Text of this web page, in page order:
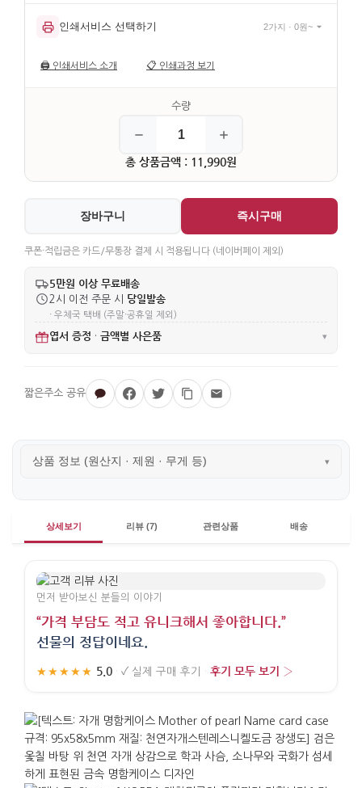
인쇄서비스 선택하기 2가지 · 0원~
🖨️ 인쇄서비스 소개 📋 인쇄과정 보기
총 상품금액 : 11,990원
장바구니 즉시구매
쿠폰·적립금은 카드/무통장 결제 시 적용됩니다 (네이버페이 제외)
5만원 이상 무료배송
2시 이전 주문 시 당일발송
· 우체국 택배 (주말·공휴일 제외)
엽서 증정 · 금액별 사은품 ▾
상품 정보 (원산지 · 제원 · 무게 등) ▾
상세보기 리뷰 (7) 관련상품 배송
먼저 받아보신 분들의 이야기
“가격 부담도 적고 유니크해서 좋아합니다.”
선물의 정답이네요.
★★★★★ 5.0 · ✓ 실제 구매 후기 · 후기 모두 보기 ›